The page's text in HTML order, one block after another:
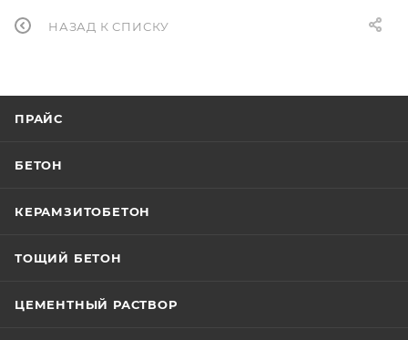
НАЗАД К СПИСКУ
ПРАЙС
БЕТОН
КЕРАМЗИТОБЕТОН
ТОЩИЙ БЕТОН
ЦЕМЕНТНЫЙ РАСТВОР